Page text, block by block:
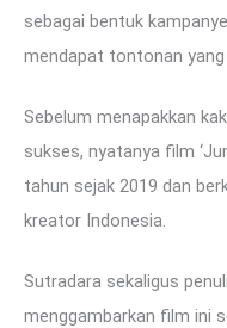
sebagai bentuk
mendapat tontonan
Sebelum menapakkan
sukses, nyatanya film
tahun sejak 2019 dan
kreator Indonesia.
Sutradara sekaligus
menggambarkan film ini